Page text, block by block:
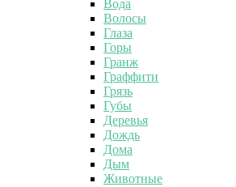
Вода
Волосы
Глаза
Горы
Гранж
Граффити
Грязь
Губы
Деревья
Дождь
Дома
Дым
Животные